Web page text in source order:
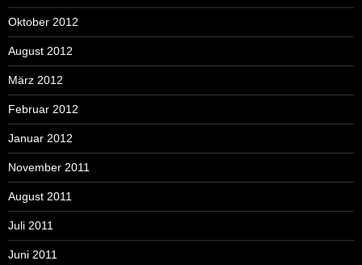
Oktober 2012
August 2012
März 2012
Februar 2012
Januar 2012
November 2011
August 2011
Juli 2011
Juni 2011